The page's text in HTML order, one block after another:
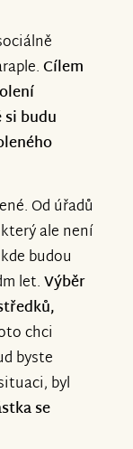
Cílem
budu
Od úřadů
ale není
budou
let.Výběr
chci
byste
byl
se